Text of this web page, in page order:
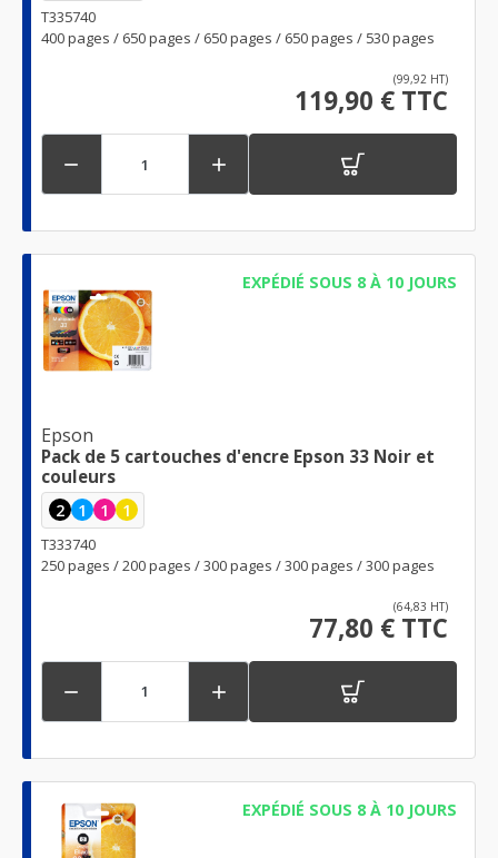
T335740
400 pages / 650 pages / 650 pages / 650 pages / 530 pages
(99,92 HT)
119,90 € TTC
 
EXPÉDIÉ SOUS 8 À 10 JOURS
Epson
Pack de 5 cartouches d'encre Epson 33 Noir et
couleurs
2 1 1 1
T333740
250 pages / 200 pages / 300 pages / 300 pages / 300 pages
(64,83 HT)
77,80 € TTC
 
EXPÉDIÉ SOUS 8 À 10 JOURS